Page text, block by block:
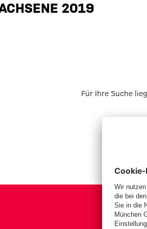
Erwachsene
2019
Für Ihre Suche